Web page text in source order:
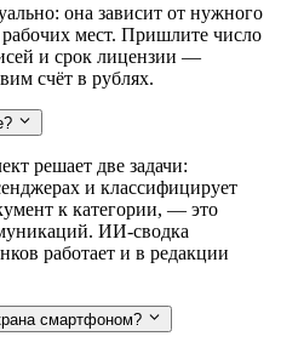
она зависит от нужного
мест. Пришлите число
и срок лицензии —
счёт в рублях.
решает две задачи:
и классифицирует
к категории, — это
ИИ-сводка
работает и в редакции
смартфоном?